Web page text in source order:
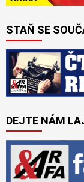
STAŇ SE
DEJTE NÁM